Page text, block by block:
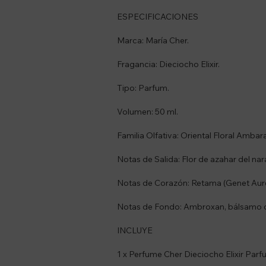
ESPECIFICACIONES
Marca: María Cher.
Fragancia: Dieciocho Elixir.
Tipo: Parfum.
Volumen: 50 ml.
Familia Olfativa: Oriental Floral
Notas de Salida: Flor de azahar del
Notas de Corazón: Retama (Genet
Notas de Fondo: Ambroxan, bálsamo
INCLUYE
1 x Perfume Cher Dieciocho Elixir